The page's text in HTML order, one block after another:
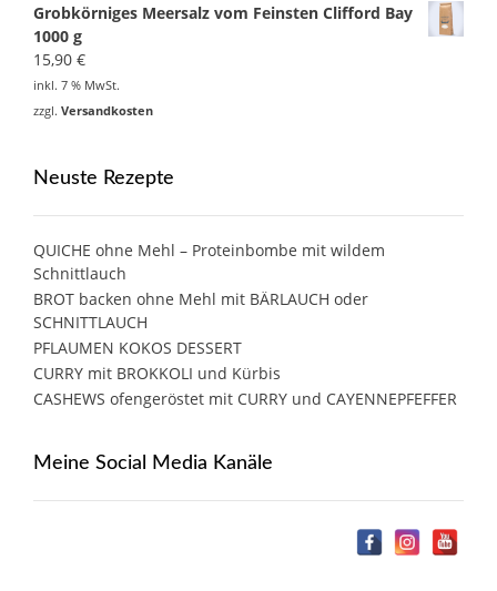
Grobkörniges Meersalz vom Feinsten Clifford Bay
1000 g
15,90 €
inkl. 7 % MwSt.
zzgl. Versandkosten
Neuste Rezepte
QUICHE ohne Mehl – Proteinbombe mit wildem
Schnittlauch
BROT backen ohne Mehl mit BÄRLAUCH oder
SCHNITTLAUCH
PFLAUMEN KOKOS DESSERT
CURRY mit BROKKOLI und Kürbis
CASHEWS ofengeröstet mit CURRY und CAYENNEPFEFFER
Meine Social Media Kanäle